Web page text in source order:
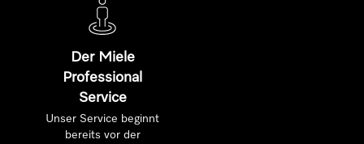
Der Miele
Professional
Service
Unser Service beginnt
bereits vor der